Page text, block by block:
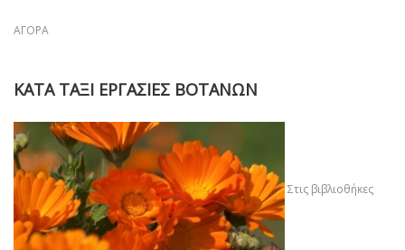
ΑΓΟΡΆ
ΚΑΤΑ ΤΑΞΙ ΕΡΓΑΣΙΕΣ ΒΟΤΑΝΩΝ
Στις βιβλιοθήκες